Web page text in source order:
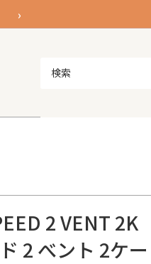
›
2 VENT 2K
2 べント 2ケー